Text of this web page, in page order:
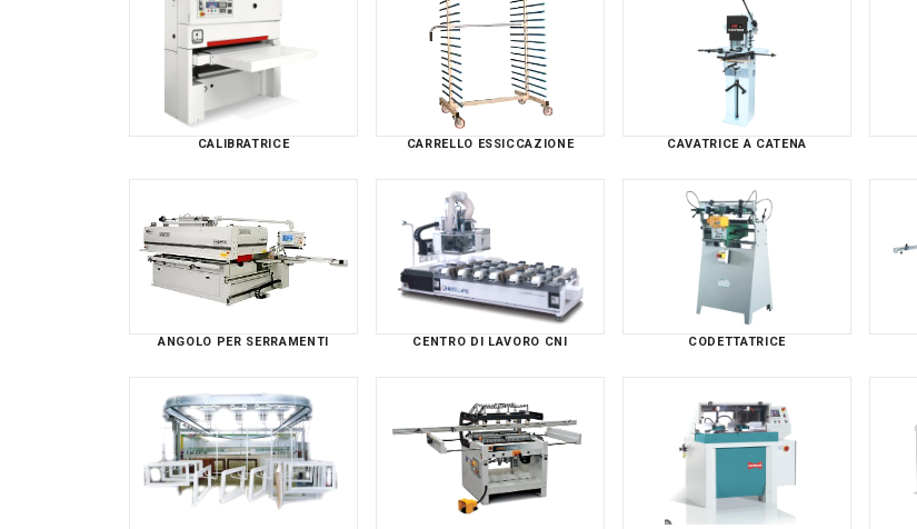
CALIBRATRICE CARRELLO ESSICCAZIONE CAVATRICE A CATENA
ANGOLO PER SERRAMENTI CENTRO DI LAVORO CNI CODETTATRICE